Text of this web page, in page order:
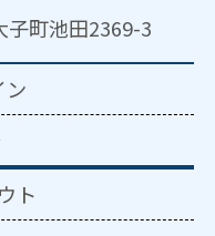
町池田2369-3
ン
ト